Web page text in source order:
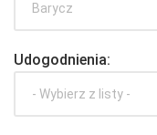
Udogodnienia:
- Wybierz z listy -